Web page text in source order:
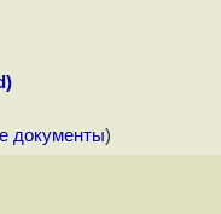
документы)